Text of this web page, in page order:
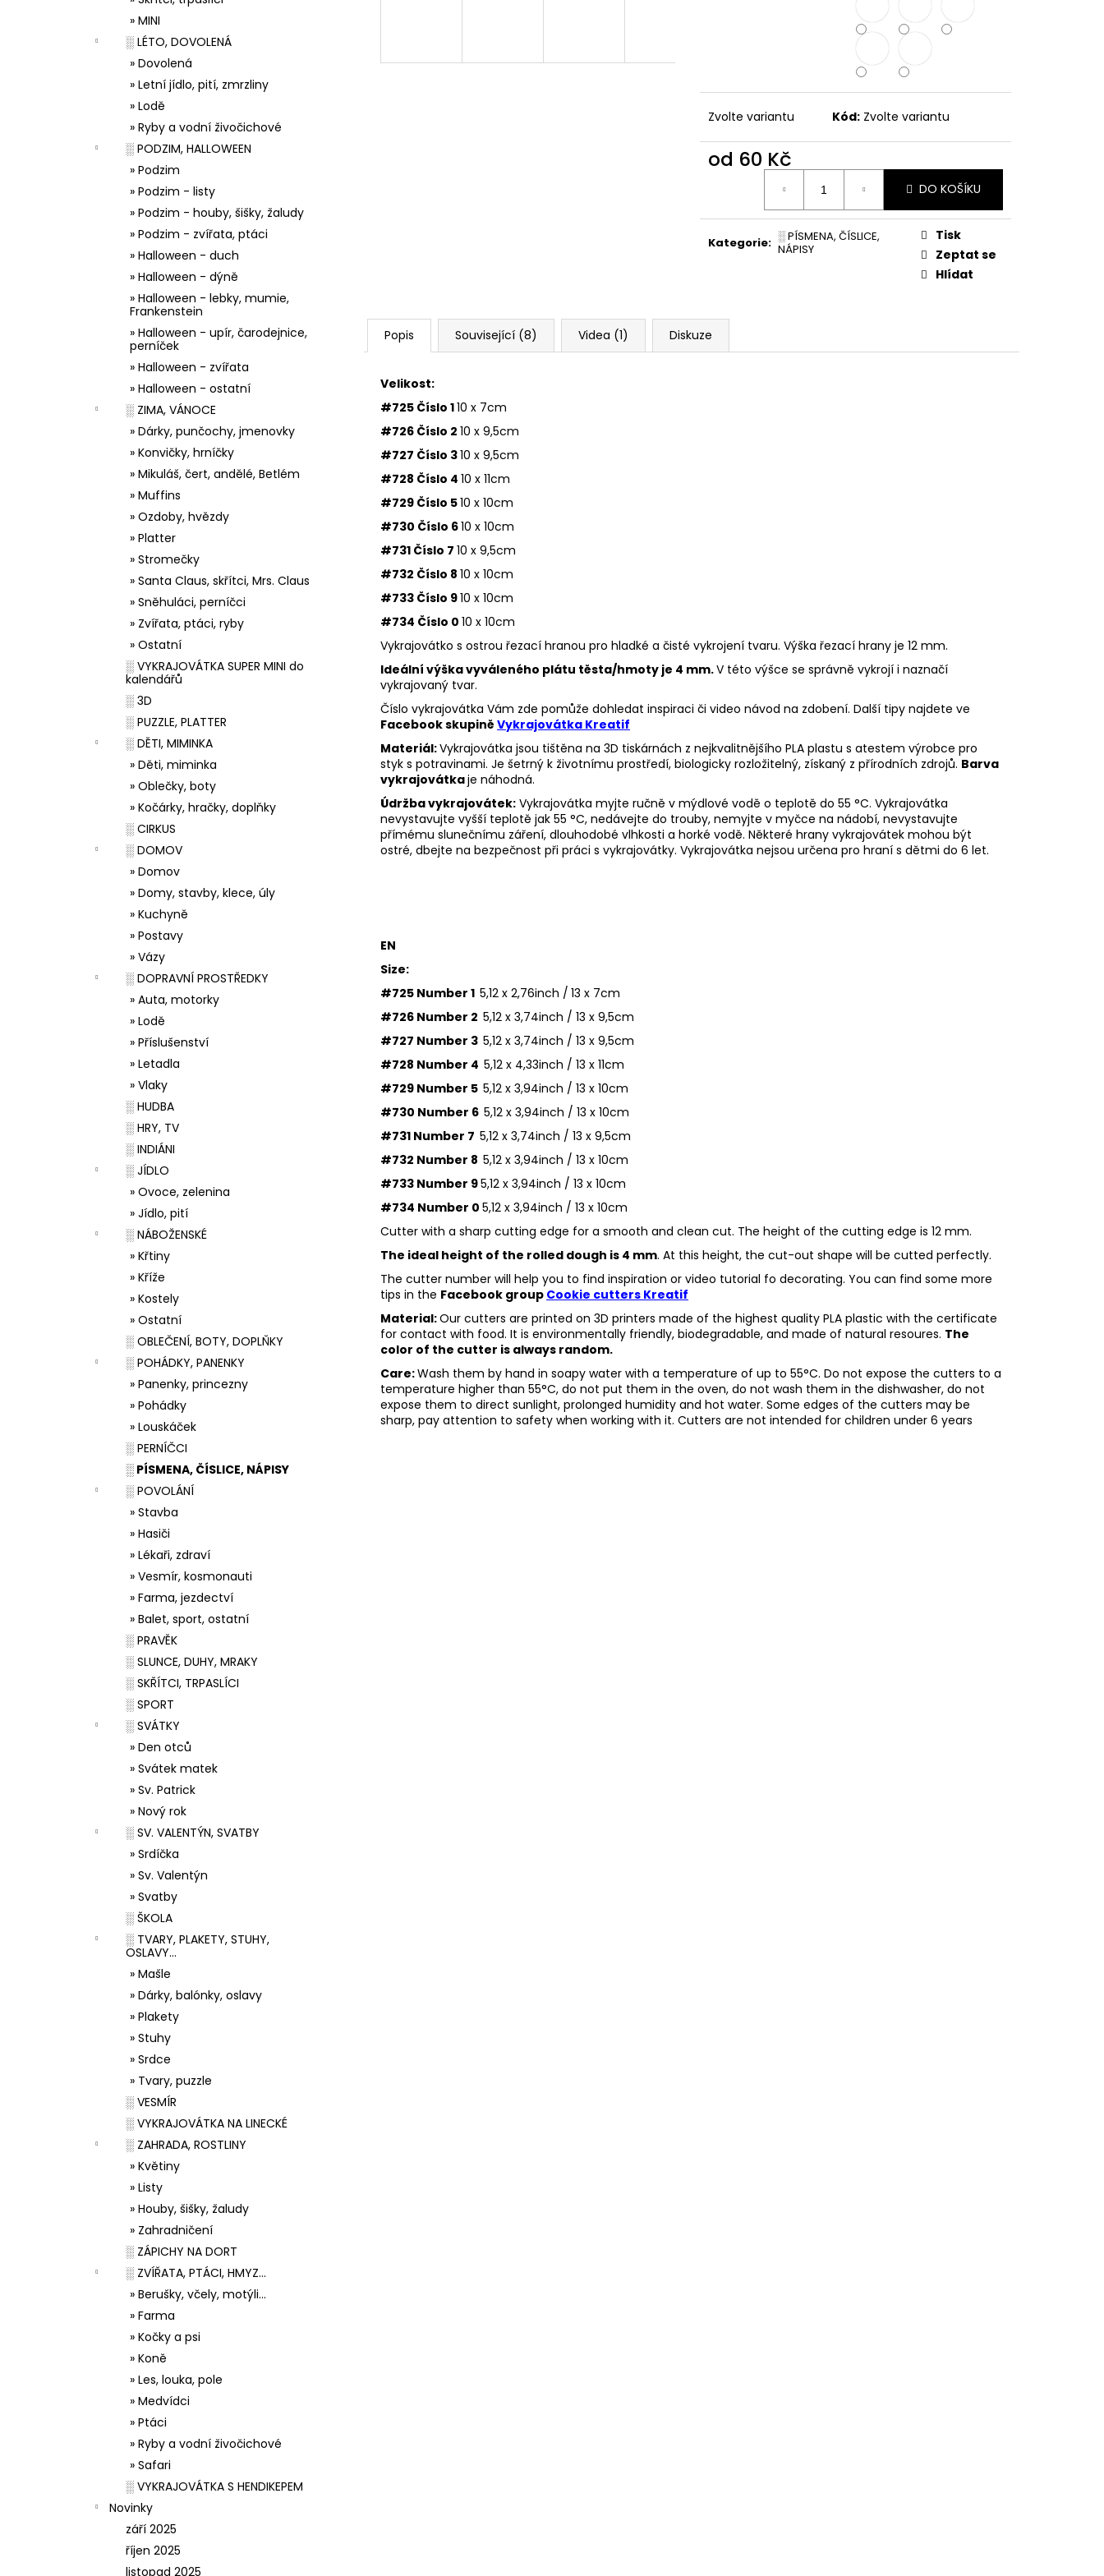
» MINI
░ LÉTO, DOVOLENÁ
» Dovolená
» Letní jídlo, pití, zmrzliny
» Lodě
» Ryby a vodní živočichové
░ PODZIM, HALLOWEEN
» Podzim
» Podzim - listy
» Podzim - houby, šišky, žaludy
» Podzim - zvířata, ptáci
» Halloween - duch
» Halloween - dýně
» Halloween - lebky, mumie,
Frankenstein
» Halloween - upír, čarodejnice,
perníček
» Halloween - zvířata
» Halloween - ostatní
░ ZIMA, VÁNOCE
» Dárky, punčochy, jmenovky
» Konvičky, hrníčky
» Mikuláš, čert, andělé, Betlém
» Muffins
» Ozdoby, hvězdy
» Platter
» Stromečky
» Santa Claus, skřítci, Mrs. Claus
» Sněhuláci, perníčci
» Zvířata, ptáci, ryby
» Ostatní
░ VYKRAJOVÁTKA SUPER MINI do
kalendářů
░ 3D
░ PUZZLE, PLATTER
░ DĚTI, MIMINKA
» Děti, miminka
» Oblečky, boty
» Kočárky, hračky, doplňky
░ CIRKUS
░ DOMOV
» Domov
» Domy, stavby, klece, úly
» Kuchyně
» Postavy
» Vázy
░ DOPRAVNÍ PROSTŘEDKY
» Auta, motorky
» Lodě
» Příslušenství
» Letadla
» Vlaky
░ HUDBA
░ HRY, TV
░ INDIÁNI
░ JÍDLO
» Ovoce, zelenina
» Jídlo, pití
░ NÁBOŽENSKÉ
» Křtiny
» Kříže
» Kostely
» Ostatní
░ OBLEČENÍ, BOTY, DOPLŇKY
░ POHÁDKY, PANENKY
» Panenky, princezny
» Pohádky
» Louskáček
░ PERNÍČCI
░ PÍSMENA, ČÍSLICE, NÁPISY
░ POVOLÁNÍ
» Stavba
» Hasiči
» Lékaři, zdraví
» Vesmír, kosmonauti
» Farma, jezdectví
» Balet, sport, ostatní
░ PRAVĚK
░ SLUNCE, DUHY, MRAKY
░ SKŘÍTCI, TRPASLÍCI
░ SPORT
░ SVÁTKY
» Den otců
» Svátek matek
» Sv. Patrick
» Nový rok
░ SV. VALENTÝN, SVATBY
» Srdíčka
» Sv. Valentýn
» Svatby
░ ŠKOLA
░ TVARY, PLAKETY, STUHY,
OSLAVY...
» Mašle
» Dárky, balónky, oslavy
» Plakety
» Stuhy
» Srdce
» Tvary, puzzle
░ VESMÍR
░ VYKRAJOVÁTKA NA LINECKÉ
░ ZAHRADA, ROSTLINY
» Květiny
» Listy
» Houby, šišky, žaludy
» Zahradničení
░ ZÁPICHY NA DORT
░ ZVÍŘATA, PTÁCI, HMYZ...
» Berušky, včely, motýli...
» Farma
» Kočky a psi
» Koně
» Les, louka, pole
» Medvídci
» Ptáci
» Ryby a vodní živočichové
» Safari
░ VYKRAJOVÁTKA S HENDIKEPEM
Novinky
září 2025
říjen 2025
listopad 2025
Zvolte variantu Kód: Zvolte variantu
od 60 Kč
DO KOŠÍKU
Kategorie: ░ PÍSMENA, ČÍSLICE,
NÁPISY
Tisk
Zeptat se
Hlídat
Popis Související (8) Videa (1) Diskuze
Velikost:
#725 Číslo 110 x 7cm
#726 Číslo 2 10 x 9,5cm
#727 Číslo 310 x 9,5cm
#728 Číslo 4 10 x 11cm
#729 Číslo 510 x 10cm
#730 Číslo 610 x 10cm
#731 Číslo 7 10 x 9,5cm
#732 Číslo 8 10 x 10cm
#733 Číslo 910 x 10cm
#734 Číslo 0 10 x 10cm
Vykrajovátko s ostrou řezací hranou pro hladké a čisté vykrojení tvaru. Výška řezací hrany je 12 mm.
Ideální výška vyváleného plátu těsta/hmoty je 4 mm.V této výšce se správně vykrojí i naznačí
vykrajovaný tvar.
Číslo vykrajovátka Vám zde pomůže dohledat inspiraci či video návod na zdobení. Další tipy najdete ve
Facebook skupině Vykrajovátka Kreatif
Materiál:Vykrajovátka jsou tištěna na 3D tiskárnách z nejkvalitnějšího PLA plastu s atestem výrobce pro
styk s potravinami. Je šetrný k životnímu prostředí, biologicky rozložitelný, získaný z přírodních zdrojů. Barva
vykrajovátkaje náhodná.
Údržba vykrajovátek: Vykrajovátka myjte ručně v mýdlové vodě o teplotě do 55 °C. Vykrajovátka
nevystavujte vyšší teplotě jak 55 °C, nedávejte do trouby, nemyjte v myčce na nádobí, nevystavujte
přímému slunečnímu záření, dlouhodobé vlhkosti a horké vodě. Některé hrany vykrajovátek mohou být
ostré, dbejte na bezpečnost při práci s vykrajovátky. Vykrajovátka nejsou určena pro hraní s dětmi do 6 let.
EN
Size:
#725 Number 1 5,12 x 2,76inch / 13 x 7cm
#726 Number 2 5,12 x 3,74inch / 13 x 9,5cm
#727 Number 3 5,12 x 3,74inch / 13 x 9,5cm
#728 Number 4 5,12 x 4,33inch / 13 x 11cm
#729 Number 5 5,12 x 3,94inch / 13 x 10cm
#730 Number 6 5,12 x 3,94inch / 13 x 10cm
#731 Number 7 5,12 x 3,74inch / 13 x 9,5cm
#732 Number 8 5,12 x 3,94inch / 13 x 10cm
#733 Number 95,12 x 3,94inch / 13 x 10cm
#734 Number 0 5,12 x 3,94inch / 13 x 10cm
Cutter with a sharp cutting edge for a smooth and clean cut. The height of the cutting edge is 12 mm.
The ideal height of the rolled dough is 4 mm. At this height, the cut-out shape will be cutted perfectly.
The cutter number will help you to find inspiration or video tutorial fo decorating. You can find some more
tips in the Facebook group Cookie cutters Kreatif
Material:Our cutters are printed on 3D printers made of the highest quality PLA plastic with the certificate
for contact with food. It is environmentally friendly, biodegradable, and made of natural resoures. The
color of the cutter is always random.
Care:Wash them by hand in soapy water with a temperature of up to 55°C. Do not expose the cutters to a
temperature higher than 55°C, do not put them in the oven, do not wash them in the dishwasher, do not
expose them to direct sunlight, prolonged humidity and hot water. Some edges of the cutters may be
sharp, pay attention to safety when working with it. Cutters are not intended for children under 6 years
33001 ZDOBÍCÍ SÁČEK